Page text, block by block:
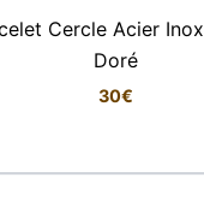
Cercle Acier
Doré
30€